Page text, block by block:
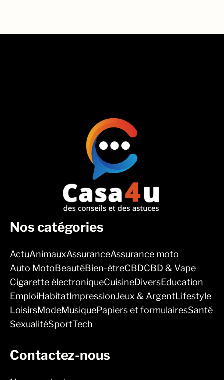
Nos catégories
ActuAnimauxAssuranceAssurance moto
Auto MotoBeautéBien-êtreCBDCBD & Vape
Cigarette électroniqueCuisineDiversEducation
EmploiHabitatImpressionJeux & ArgentLifestyle
LoisirsModeMusiquePapiers et formulairesSanté
SexualitéSportTech
Contactez-nous